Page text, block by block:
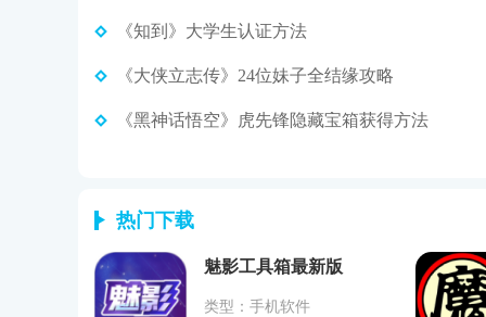
《知到》大学生认证方法
《大侠立志传》24位妹子全结缘攻略
《黑神话悟空》虎先锋隐藏宝箱获得方法
热门下载
魅影工具箱最新版
类型：手机软件